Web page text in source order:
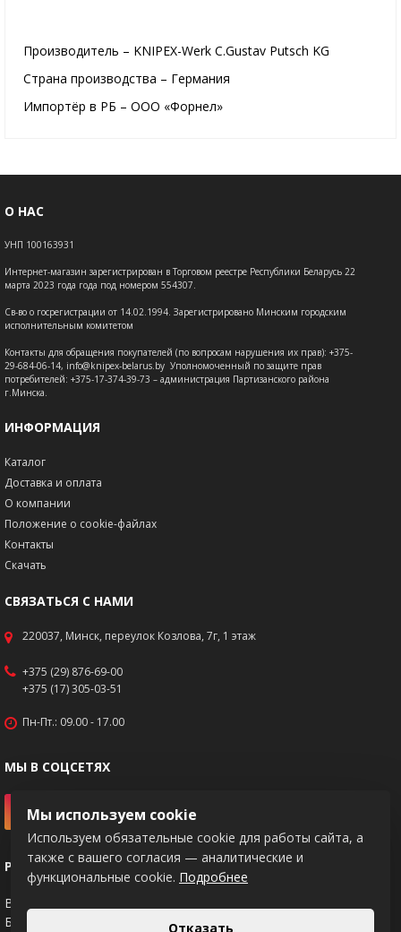
Производитель – KNIPEX-Werk C.Gustav Putsch KG
Страна производства – Германия
Импортёр в РБ – ООО «Форнел»
О НАС
УНП 100163931
Интернет-магазин зарегистрирован в Торговом реестре Республики Беларусь 22
марта 2023 года года под номером 554307.
Св-во о госрегистрации от 14.02.1994. Зарегистрировано Минским городским
исполнительным комитетом
Контакты для обращения покупателей (по вопросам нарушения их прав): +375-
29-684-06-14, info@knipex-belarus.by Уполномоченный по защите прав
потребителей: +375-17-374-39-73 – администрация Партизанского района
г.Минска.
ИНФОРМАЦИЯ
Каталог
Доставка и оплата
О компании
Положение о cookie-файлах
Контакты
Скачать
СВЯЗАТЬСЯ С НАМИ
220037, Минск, переулок Козлова, 7г, 1 этаж
+375 (29) 876-69-00
+375 (17) 305-03-51
Пн-Пт.: 09.00 - 17.00
МЫ В СОЦСЕТЯХ
РЕКВИЗИТЫ
BY83PJCB30120217671020000933
Банк: ОАО "Приорбанк", код PJCBBY2X
Мы используем cookie
Используем обязательные cookie для работы сайта, а
также с вашего согласия — аналитические и
функциональные cookie. Подробнее
Отказать